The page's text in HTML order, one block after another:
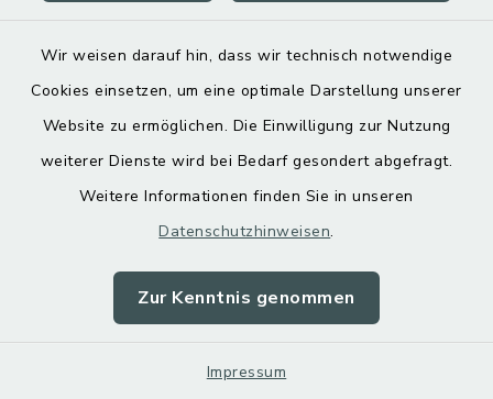
Wir weisen darauf hin, dass wir technisch notwendige
Cookies einsetzen, um eine optimale Darstellung unserer
Website zu ermöglichen. Die Einwilligung zur Nutzung
weiterer Dienste wird bei Bedarf gesondert abgefragt.
Weitere Informationen finden Sie in unseren
Datenschutzhinweisen.
Zur Kenntnis genommen
Impressum
Evangelisch-
Freikirchliche
Gemeinde
Bruckmühl
Kirchdorfer Straße 9 B,
83052 Bruckmühl
08062 7790173